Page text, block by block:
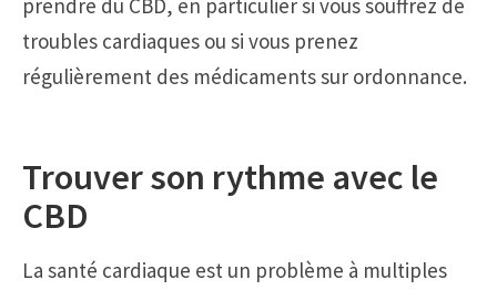
prendre du CBD, en particulier si vous souffrez de
troubles cardiaques ou si vous prenez
régulièrement des médicaments sur ordonnance.
Trouver son rythme avec le
CBD
La santé cardiaque est un problème à multiples